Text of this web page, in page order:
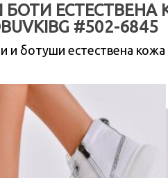
ЕСТЕСТВЕНА
#502-6845
и ботуши естествена кожа